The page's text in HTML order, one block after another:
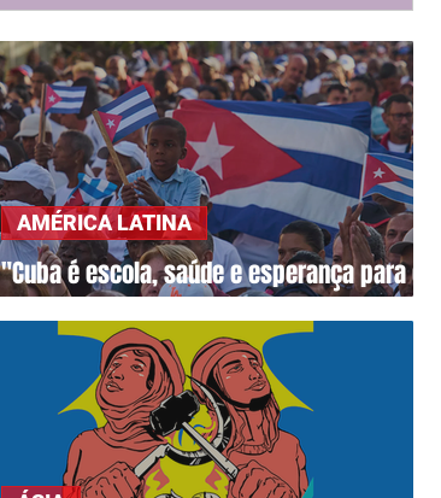
"Cuba é escola, saúde e esperança para o
AMÉRICA LATINA